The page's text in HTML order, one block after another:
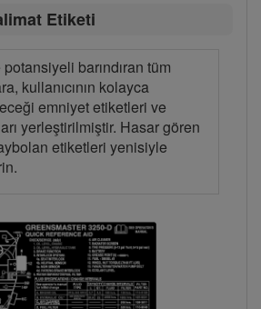
Etiketi
barındıran tüm
kullanıcının kolayca
emniyet etiketleri ve
yerleştirilmiştir. Hasar gören
etiketleri yenisiyle